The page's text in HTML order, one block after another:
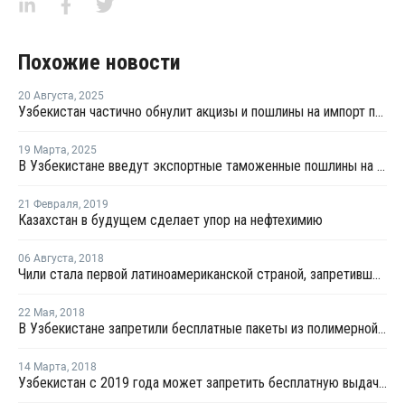
Похожие новости
20 Августа, 2025
Узбекистан частично обнулит акцизы и пошлины на импорт пластика
19 Марта, 2025
В Узбекистане введут экспортные таможенные пошлины на 86 видов товаров
21 Февраля, 2019
Казахстан в будущем сделает упор на нефтехимию
06 Августа, 2018
Чили стала первой латиноамериканской страной, запретившей полиэтиленовые пакеты
22 Мая, 2018
В Узбекистане запретили бесплатные пакеты из полимерной пленки
14 Марта, 2018
Узбекистан с 2019 года может запретить бесплатную выдачу пакетов из полимерных пленок